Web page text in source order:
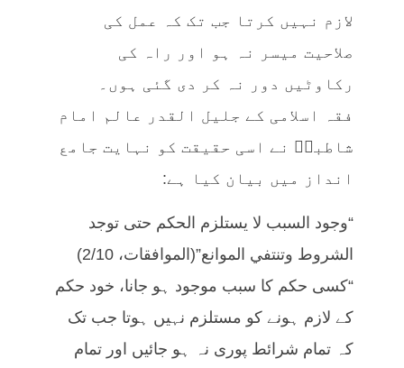
لازم نہیں کرتا جب تک کہ عمل کی
صلاحیت میسر نہ ہو اور راہ کی
رکاوٹیں دور نہ کر دی گئی ہوں۔
فقہ اسلامی کے جلیل القدر عالم امام
شاطبیؒ نے اسی حقیقت کو نہایت جامع
انداز میں بیان کیا ہے:
“وجود السبب لا يستلزم الحكم حتى توجد
الشروط وتنتفي الموانع”(الموافقات، 2/10)
“کسی حکم کا سبب موجود ہو جانا، خود حکم
کے لازم ہونے کو مستلزم نہیں ہوتا جب تک
کہ تمام شرائط پوری نہ ہو جائیں اور تمام